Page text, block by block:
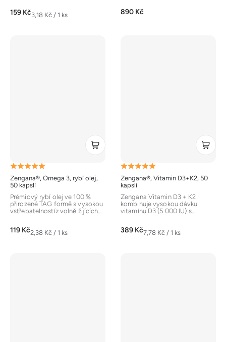
z
159 KčMěrná
3,18 Kč / 1 ks 890 Kč
Zengana®, Omega 3, rybí olej,
50 kapslí
Průměrné
hodnocení
produktu
je
z
119 KčMěrná
2,38 Kč / 1 ks
Prémiový rybí olej ve 100 %
přirozené TAG formě s vysokou
vstřebatelnostíz volně žijících
Zengana®, Vitamin D3+K2, 50
kapslí
Průměrné
hodnocení
produktu
je
z
389 KčMěrná
7,78 Kč / 1 ks
Zengana Vitamin D3 + K2
kombinuje vysokou dávku
vitamínu D3 (5 000 IU) s